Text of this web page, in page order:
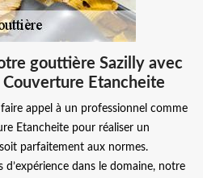
gouttière Sazilly avec
Etancheite
appel à un professionnel comme
Etancheite pour réaliser un
parfaitement aux normes.
d’expérience dans le domaine, notre